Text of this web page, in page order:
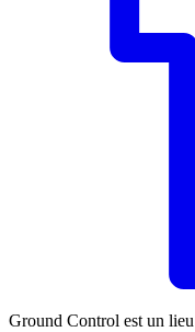
Ground Control est un